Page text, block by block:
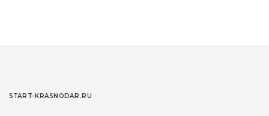
START-KRASNODAR.RU